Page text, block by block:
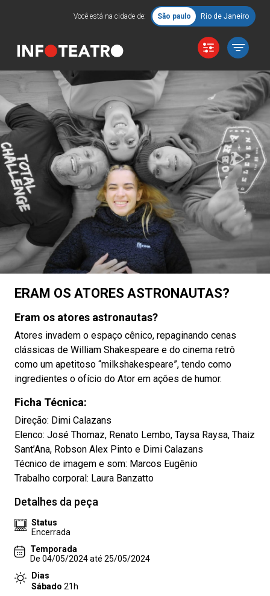
Você está na cidade de: São paulo Rio de Janeiro
ERAM OS ATORES ASTRONAUTAS?
Eram os atores astronautas?
Atores invadem o espaço cênico, repaginando cenas
clássicas de William Shakespeare e do cinema retrô
como um apetitoso “milkshakespeare”, tendo como
ingredientes o ofício do Ator em ações de humor.
Ficha Técnica:
Direção: Dimi Calazans
Elenco: José Thomaz, Renato Lembo, Taysa Raysa, Thaiz
Sant’Ana, Robson Alex Pinto e Dimi Calazans
Técnico de imagem e som: Marcos Eugênio
Trabalho corporal: Laura Banzatto
Detalhes da peça
Status
Encerrada
Temporada
De 04/05/2024 até 25/05/2024
Dias
Sábado 21h